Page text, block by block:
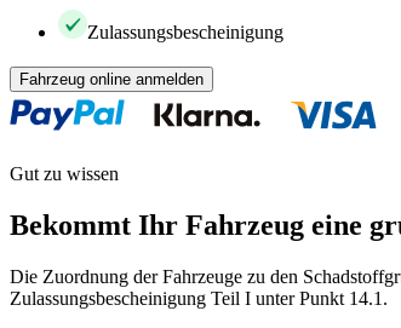
Zulassungsbescheinigung
Fahrzeug online anmelden
Gut zu wissen
Bekommt Ihr Fahrzeug eine
Die Zuordnung der Fahrzeuge zu den
Zulassungsbescheinigung Teil I unter Punkt 14.1.